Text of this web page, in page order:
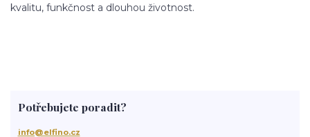
kvalitu, funkčnost a dlouhou životnost.
Potřebujete poradit?
info@elfino.cz